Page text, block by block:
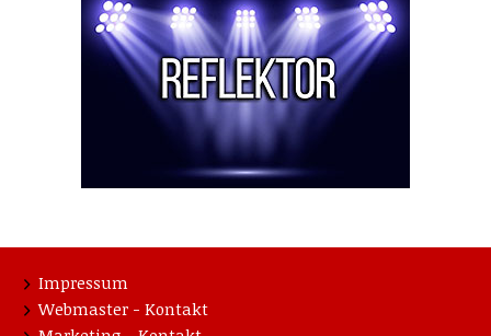
Impressum
Webmaster - Kontakt